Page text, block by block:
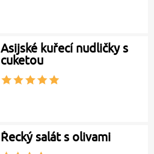
Asijské kuřecí nudličky s
cuketou
Řecký salát s olivami